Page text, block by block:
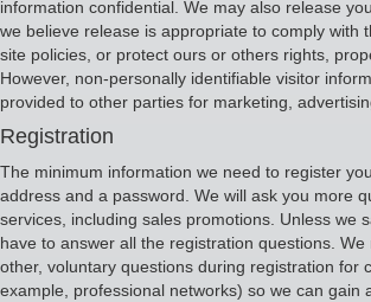
information confidential. We may also release
we believe release is appropriate to comply with
site policies, or protect ours or others rights,
However, non-personally identifiable visitor
provided to other parties for marketing,
Registration
The minimum information we need to register
address and a password. We will ask you more
services, including sales promotions. Unless we
have to answer all the registration questions. We
other, voluntary questions during registration for
example, professional networks) so we can gain